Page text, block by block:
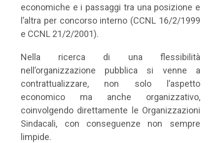
economiche e i passaggi tra una posizione e
l’altra per concorso interno (CCNL 16/2/1999
e CCNL 21/2/2001).
Nella ricerca di una flessibilità
nell’organizzazione pubblica si venne a
contrattualizzare, non solo l’aspetto
economico ma anche organizzativo,
coinvolgendo direttamente le Organizzazioni
Sindacali, con conseguenze non sempre
limpide.